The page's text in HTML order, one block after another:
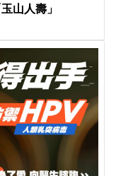
山人壽」